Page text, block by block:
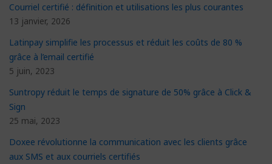
Courriel certifié : définition et utilisations les plus courantes
13 janvier, 2026
Latinpay simplifie les processus et réduit les coûts de 80 %
grâce à l’email certifié
5 juin, 2023
Suntropy réduit le temps de signature de 50% grâce à Click &
Sign
25 mai, 2023
Doxee révolutionne la communication avec les clients grâce
aux SMS et aux courriels certifiés